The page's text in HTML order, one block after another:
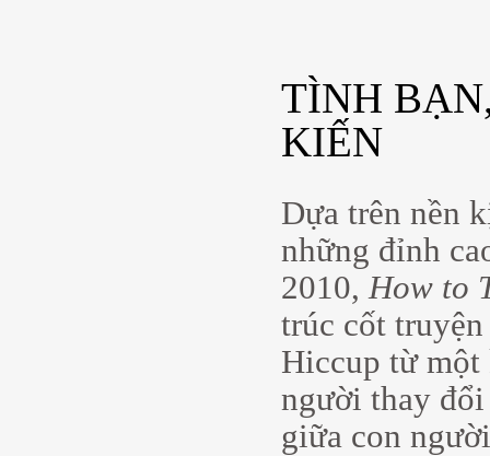
TÌNH
KIẾN
Dựa trên nền
những đỉnh
2010,How to
trúc cốt
Hiccup từ một
người thay đổi
giữa con